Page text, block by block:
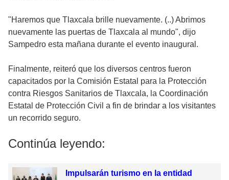
"Haremos que Tlaxcala brille nuevamente. (..) Abrimos
nuevamente las puertas de Tlaxcala al mundo", dijo
Sampedro esta mañana durante el evento inaugural.
Finalmente, reiteró que los diversos centros fueron
capacitados por la Comisión Estatal para la Protección
contra Riesgos Sanitarios de Tlaxcala, la Coordinación
Estatal de Protección Civil a fin de brindar a los visitantes
un recorrido seguro.
Continúa leyendo:
Impulsarán turismo en la entidad